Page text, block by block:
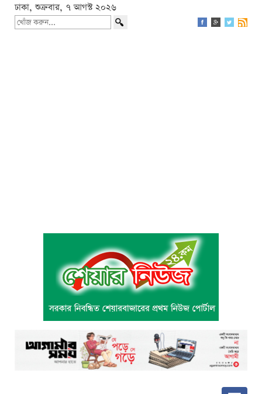
ঢাকা, শুক্রবার, ৭ আগস্ট ২০২৬